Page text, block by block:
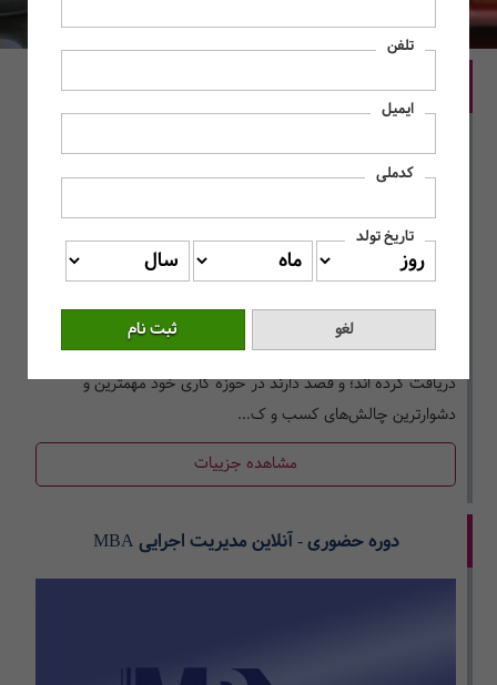
دوره حضوری - آنلاین مدیریت اجرایی DBA
پشت‌سر گذاشته­ و یا مدرک کارشناسی ارشد خود را در هر رشته‌ای
دریافت کرده اند؛ و قصد دارند در حوزه کاری خود مهم­ترین و
دشوارترین چالش­‌های کسب و ک...
مشاهده جزییات
دوره حضوری - آنلاین مدیریت اجرایی MBA
تلفن
ایمیل
کدملی
تاریخ تولد